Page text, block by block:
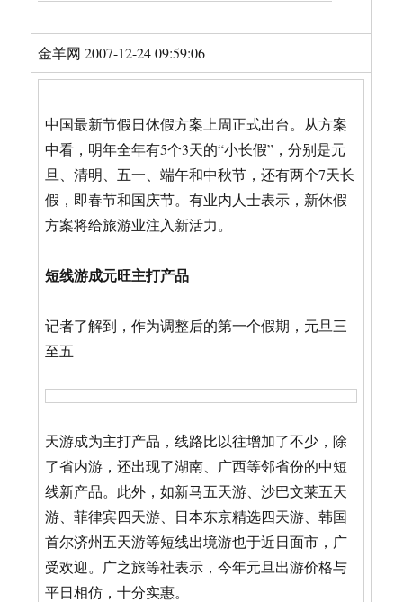
金羊网 2007-12-24 09:59:06
中国最新节假日休假方案上周正式出台。从方案
中看，明年全年有5个3天的“小长假”，分别是元
旦、清明、五一、端午和中秋节，还有两个7天长
假，即春节和国庆节。有业内人士表示，新休假
方案将给旅游业注入新活力。
短线游成元旺主打产品
记者了解到，作为调整后的第一个假期，元旦三
至五
天游成为主打产品，线路比以往增加了不少，除
了省内游，还出现了湖南、广西等邻省份的中短
线新产品。此外，如新马五天游、沙巴文莱五天
游、菲律宾四天游、日本东京精选四天游、韩国
首尔济州五天游等短线出境游也于近日面市，广
受欢迎。广之旅等社表示，今年元旦出游价格与
平日相仿，十分实惠。